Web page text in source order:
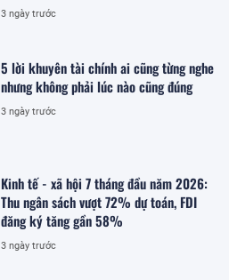
3 ngày trước
5 lời khuyên tài chính ai cũng từng nghe
nhưng không phải lúc nào cũng đúng
3 ngày trước
Kinh tế - xã hội 7 tháng đầu năm 2026:
Thu ngân sách vượt 72% dự toán, FDI
đăng ký tăng gần 58%
3 ngày trước